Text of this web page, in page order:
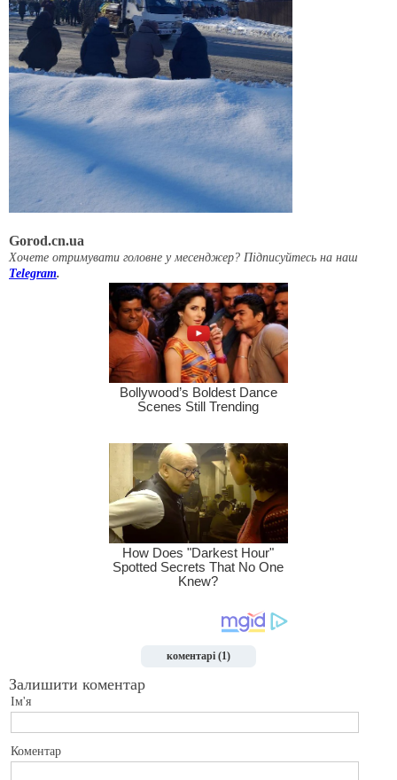
Gorod.cn.ua
Хочете отримувати головне у месенджер? Підписуйтесь на наш
Telegram.
коментарі (1)
Залишити коментар
Ім'я
Коментар